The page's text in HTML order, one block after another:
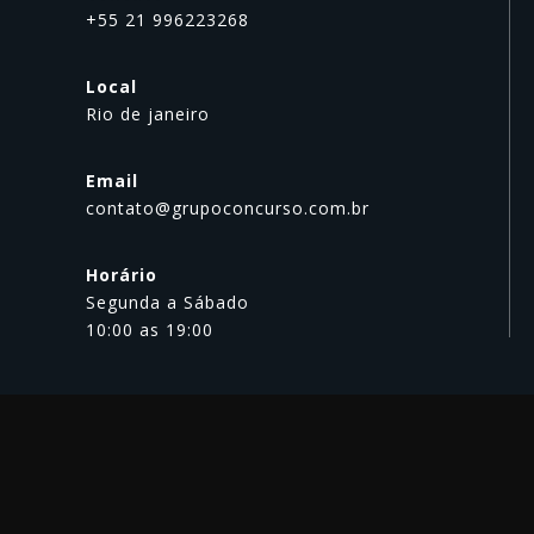
+55 21 996223268
Local
Rio de janeiro
Email
contato@grupoconcurso.com.br
Horário
Segunda a Sábado
10:00 as 19:00